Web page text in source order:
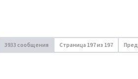
3933 сообщения Страница 197из 197